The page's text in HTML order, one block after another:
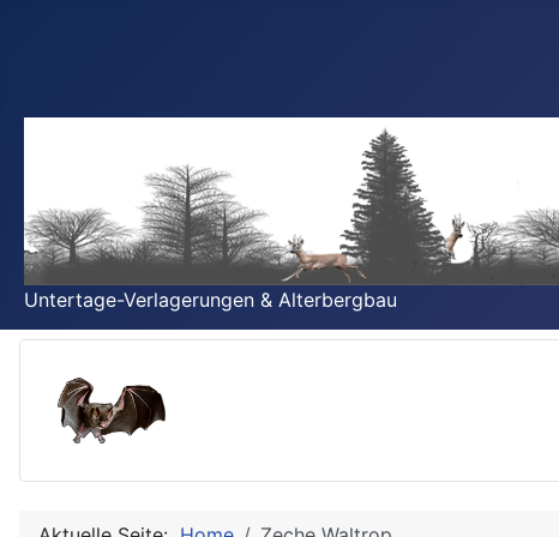
Untertage-Verlagerungen & Alterbergbau